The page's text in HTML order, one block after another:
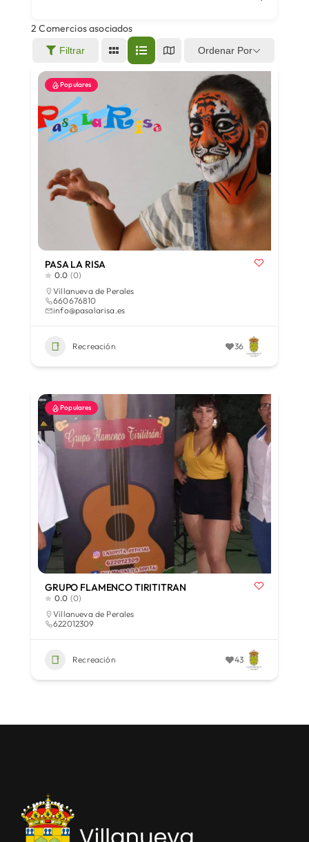
Áreas
Sede Electrónica
Contacto
Buscar:
2 Comercios asociados
Filtrar Ordenar Por
Populares
PASA LA RISA
0.0 (0)
Villanueva de Perales
660676810
info@pasalarisa.es
Recreación 36
Populares
GRUPO FLAMENCO TIRITITRAN
0.0 (0)
Villanueva de Perales
622012309
Recreación 43